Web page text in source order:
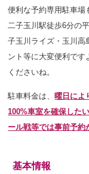
便利な予約専用駐車場
二子玉川駅徒歩6分の
子玉川ライズ・玉川高
ント等に大変便利で
くださいね。
駐車料金は、曜日によ
100%車室を確保した
ール戦等では事前予約
基本情報